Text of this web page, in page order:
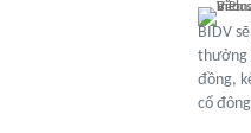
BIDV
thưởng
đồng,
cổ